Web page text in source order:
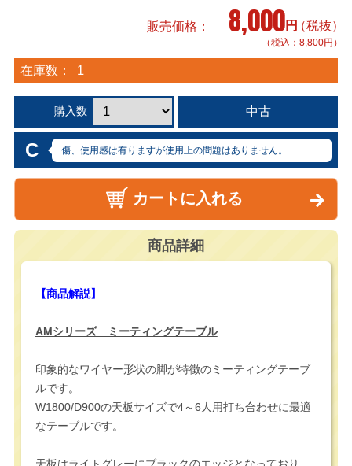
販売価格 8,000円（税抜）
（税込：8,800円）
在庫数： 1
購入数 中古
C 傷、使用感は有りますが使用上の問題はありません。
カートに入れる
商品詳細
【商品解説】
AMシリーズ ミーティングテーブル
印象的なワイヤー形状の脚が特徴のミーティングテーブ
ルです。
W1800/D900の天板サイズで4～6人用打ち合わせに最適
なテーブルです。
天板はライトグレーにブラックのエッジとなっており、